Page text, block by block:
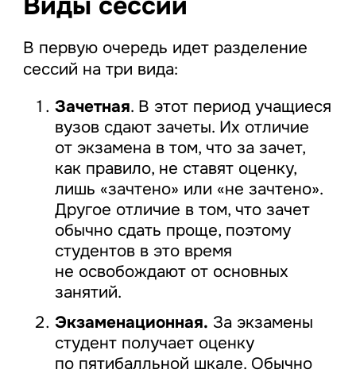
В первую очередь идет разделение
сессий на три вида:
Зачетная. В этот период учащиеся
вузов сдают зачеты. Их отличие
от экзамена в том, что за зачет,
как правило, не ставят оценку,
лишь «зачтено» или «не зачтено».
Другое отличие в том, что зачет
обычно сдать проще, поэтому
студентов в это время
не освобождают от основных
занятий.
Экзаменационная. За экзамены
студент получает оценку
по пятибалльной шкале. Обычно